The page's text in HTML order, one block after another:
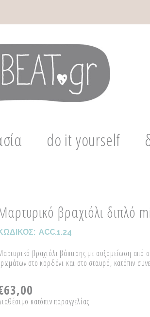
do it yourself
βραχιόλι διπλό
ACC.1.24
βραχιόλι βάπτισης με αυξομείωση από
στο κορδόνι και στο σταυρό, κατόπιν
63,00
κατόπιν παραγγελίας